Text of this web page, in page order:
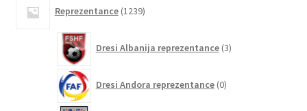
Reprezentance 1239izdelkov
Dresi Albanija reprezentance 3izdelki
Dresi Andora reprezentance 0izdelkov